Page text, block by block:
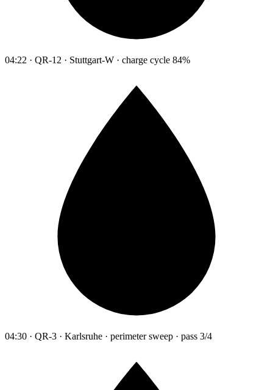
04:22 · QR-12 · Stuttgart-W · charge cycle 84%
04:30 · QR-3 · Karlsruhe · perimeter sweep · pass 3/4